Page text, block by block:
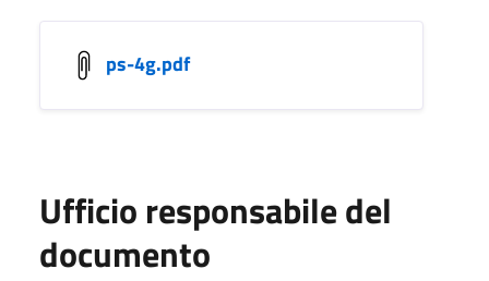
ps-4g.pdf
Ufficio responsabile del
documento